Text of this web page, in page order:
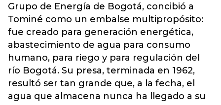
Grupo de Energía de Bogotá, concibió a
Tominé como un embalse multipropósito:
fue creado para generación energética,
abastecimiento de agua para consumo
humano, para riego y para regulación del
río Bogotá. Su presa, terminada en 1962,
resultó ser tan grande que, a la fecha, el
agua que almacena nunca ha llegado a su